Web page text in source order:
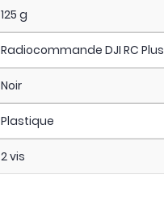
125 g
Radiocommande DJI RC Plus
Noir
Plastique
2 vis